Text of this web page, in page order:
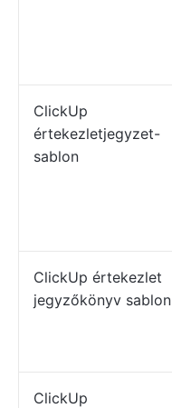
ClickUp
értekezletjegyzet-
sablon
ClickUp értekezlet
jegyzőkönyv sablon
ClickUp